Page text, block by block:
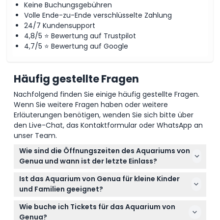
Keine Buchungsgebühren
Volle Ende-zu-Ende verschlüsselte Zahlung
24/7 Kundensupport
4,8/5 ⭐ Bewertung auf Trustpilot
4,7/5 ⭐ Bewertung auf Google
Häufig gestellte Fragen
Nachfolgend finden Sie einige häufig gestellte Fragen.
Wenn Sie weitere Fragen haben oder weitere
Erläuterungen benötigen, wenden Sie sich bitte über
den Live-Chat, das Kontaktformular oder WhatsApp an
unser Team.
Wie sind die Öffnungszeiten des Aquariums von
Genua und wann ist der letzte Einlass?
Das Aquarium von Genua ist ganzjährig mit saisonal
variierenden Öffnungszeiten geöffnet. Im
Allgemeinen sind die Öffnungszeiten von 9:00 bis
20:00 Uhr, mit dem letzten Einlass um 18:00 Uhr in
den meisten Monaten. Bitte überprüfen Sie die
Ist das Aquarium von Genua für kleine Kinder
und Familien geeignet?
Ja, das Aquarium ist ideal für Familien. Kinder im
Alter von 0-3 Jahren haben freien Eintritt, Kinder
Wie buche ich Tickets für das Aquarium von
Genua?